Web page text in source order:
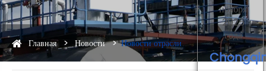
Главная Новости Новости отрасли
ноября
2025
года